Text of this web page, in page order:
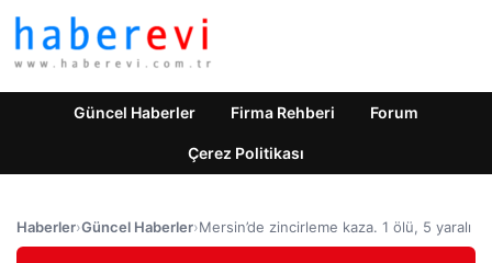
Güncel Haberler Firma Rehberi Forum
Çerez Politikası
Haberler›Güncel Haberler›Mersin’de zincirleme kaza. 1 ölü, 5 yaralı